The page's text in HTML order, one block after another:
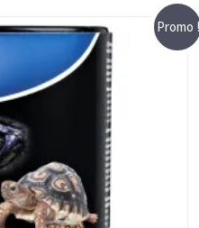
Promo !